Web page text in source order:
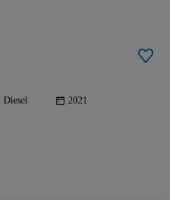
Diesel 2021